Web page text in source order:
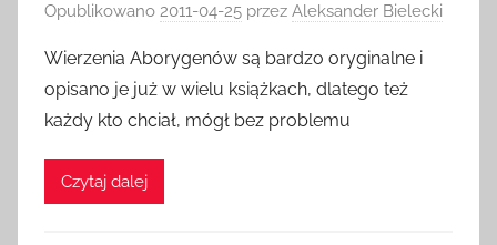
Opublikowano 2011-04-25 przez Aleksander Bielecki
Wierzenia Aborygenów są bardzo oryginalne i
opisano je już w wielu książkach, dlatego też
każdy kto chciał, mógł bez problemu
Czytaj dalej